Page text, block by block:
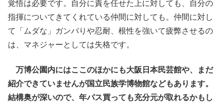
覚悟は必要です。自分に責を任せた上に対しても、自分の
指揮についてきてくれている仲間に対しても。仲間に対し
て「ムダな」ガンバりや忍耐、根性を強いて疲弊させるの
は、マネジャーとしては失格です。
万博公園内にはここのほかにも大阪日本民芸館や、まだ
紹介できていませんが国立民族学博物館などもあります。
結構奥が深いので、年パス買っても充分元が取れるかもし